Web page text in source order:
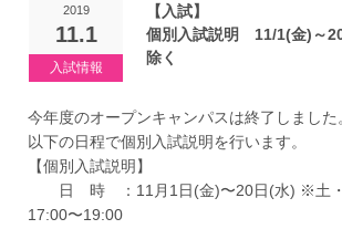
2019
11.1
【入試】
個別入試説明 11/1(金)～
除く
今年度のオープンキャンパスは終了しました
以下の日程で個別入試説明を行います。
【個別入試説明】
日 時 ：11月1日(金)〜20日(水) ※土・
17:00〜19:00